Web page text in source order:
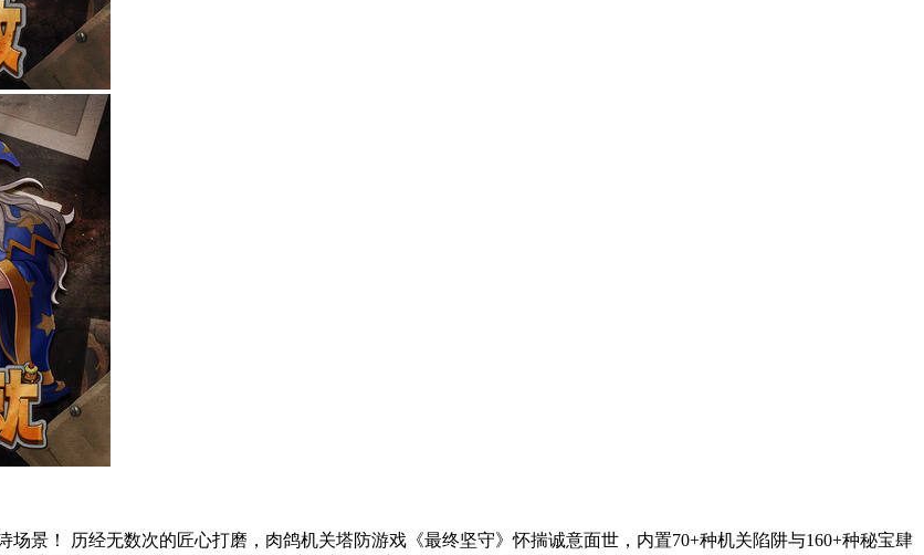
景！ 历经无数次的匠心打磨，肉鸽机关塔防游戏《最终坚守》怀揣诚意面世，内置70+种机关陷阱与160+种秘宝肆